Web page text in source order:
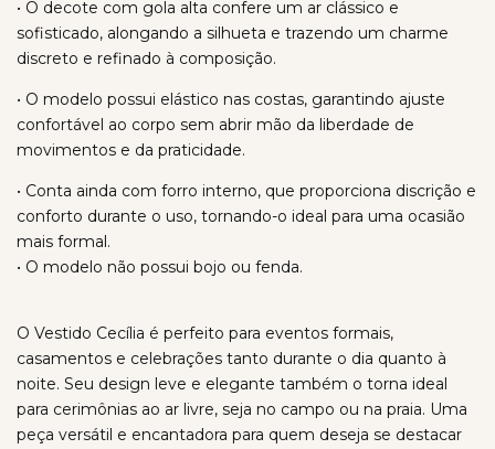
• O decote com gola alta confere um ar clássico e
sofisticado, alongando a silhueta e trazendo um charme
discreto e refinado à composição.
• O modelo possui elástico nas costas, garantindo ajuste
confortável ao corpo sem abrir mão da liberdade de
movimentos e da praticidade.
• Conta ainda com forro interno, que proporciona discrição e
conforto durante o uso, tornando-o ideal para uma ocasião
mais formal.
• O modelo não possui bojo ou fenda.
O Vestido Cecília é perfeito para eventos formais,
casamentos e celebrações tanto durante o dia quanto à
noite. Seu design leve e elegante também o torna ideal
para cerimônias ao ar livre, seja no campo ou na praia. Uma
peça versátil e encantadora para quem deseja se destacar